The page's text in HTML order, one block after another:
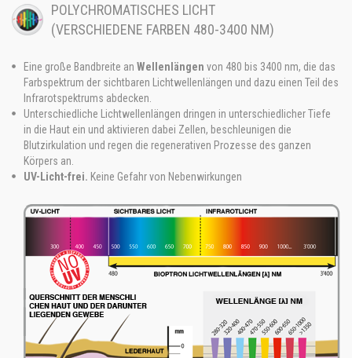
POLYCHROMATISCHES LICHT
(VERSCHIEDENE FARBEN 480-3400 NM)
Eine große Bandbreite an Wellenlängen von 480 bis 3400 nm, die das
Farbspektrum der sichtbaren Lichtwellenlängen und dazu einen Teil des
Infrarotspektrums abdecken.
Unterschiedliche Lichtwellenlängen dringen in unterschiedlicher Tiefe
in die Haut ein und aktivieren dabei Zellen, beschleunigen die
Blutzirkulation und regen die regenerativen Prozesse des ganzen
Körpers an.
UV-Licht-frei. Keine Gefahr von Nebenwirkungen